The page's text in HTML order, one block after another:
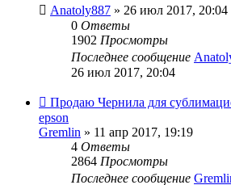
Anatoly887 » 26 июл 2017, 20:04
0 Ответы
1902 Просмотры
Последнее сообщение
26 июл 2017, 20:04
Продаю Чернила для
epson
Gremlin » 11 апр 2017, 19:19
4 Ответы
2864 Просмотры
Последнее сообщение